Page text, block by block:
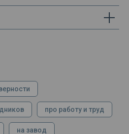
про работу и труд
на завод